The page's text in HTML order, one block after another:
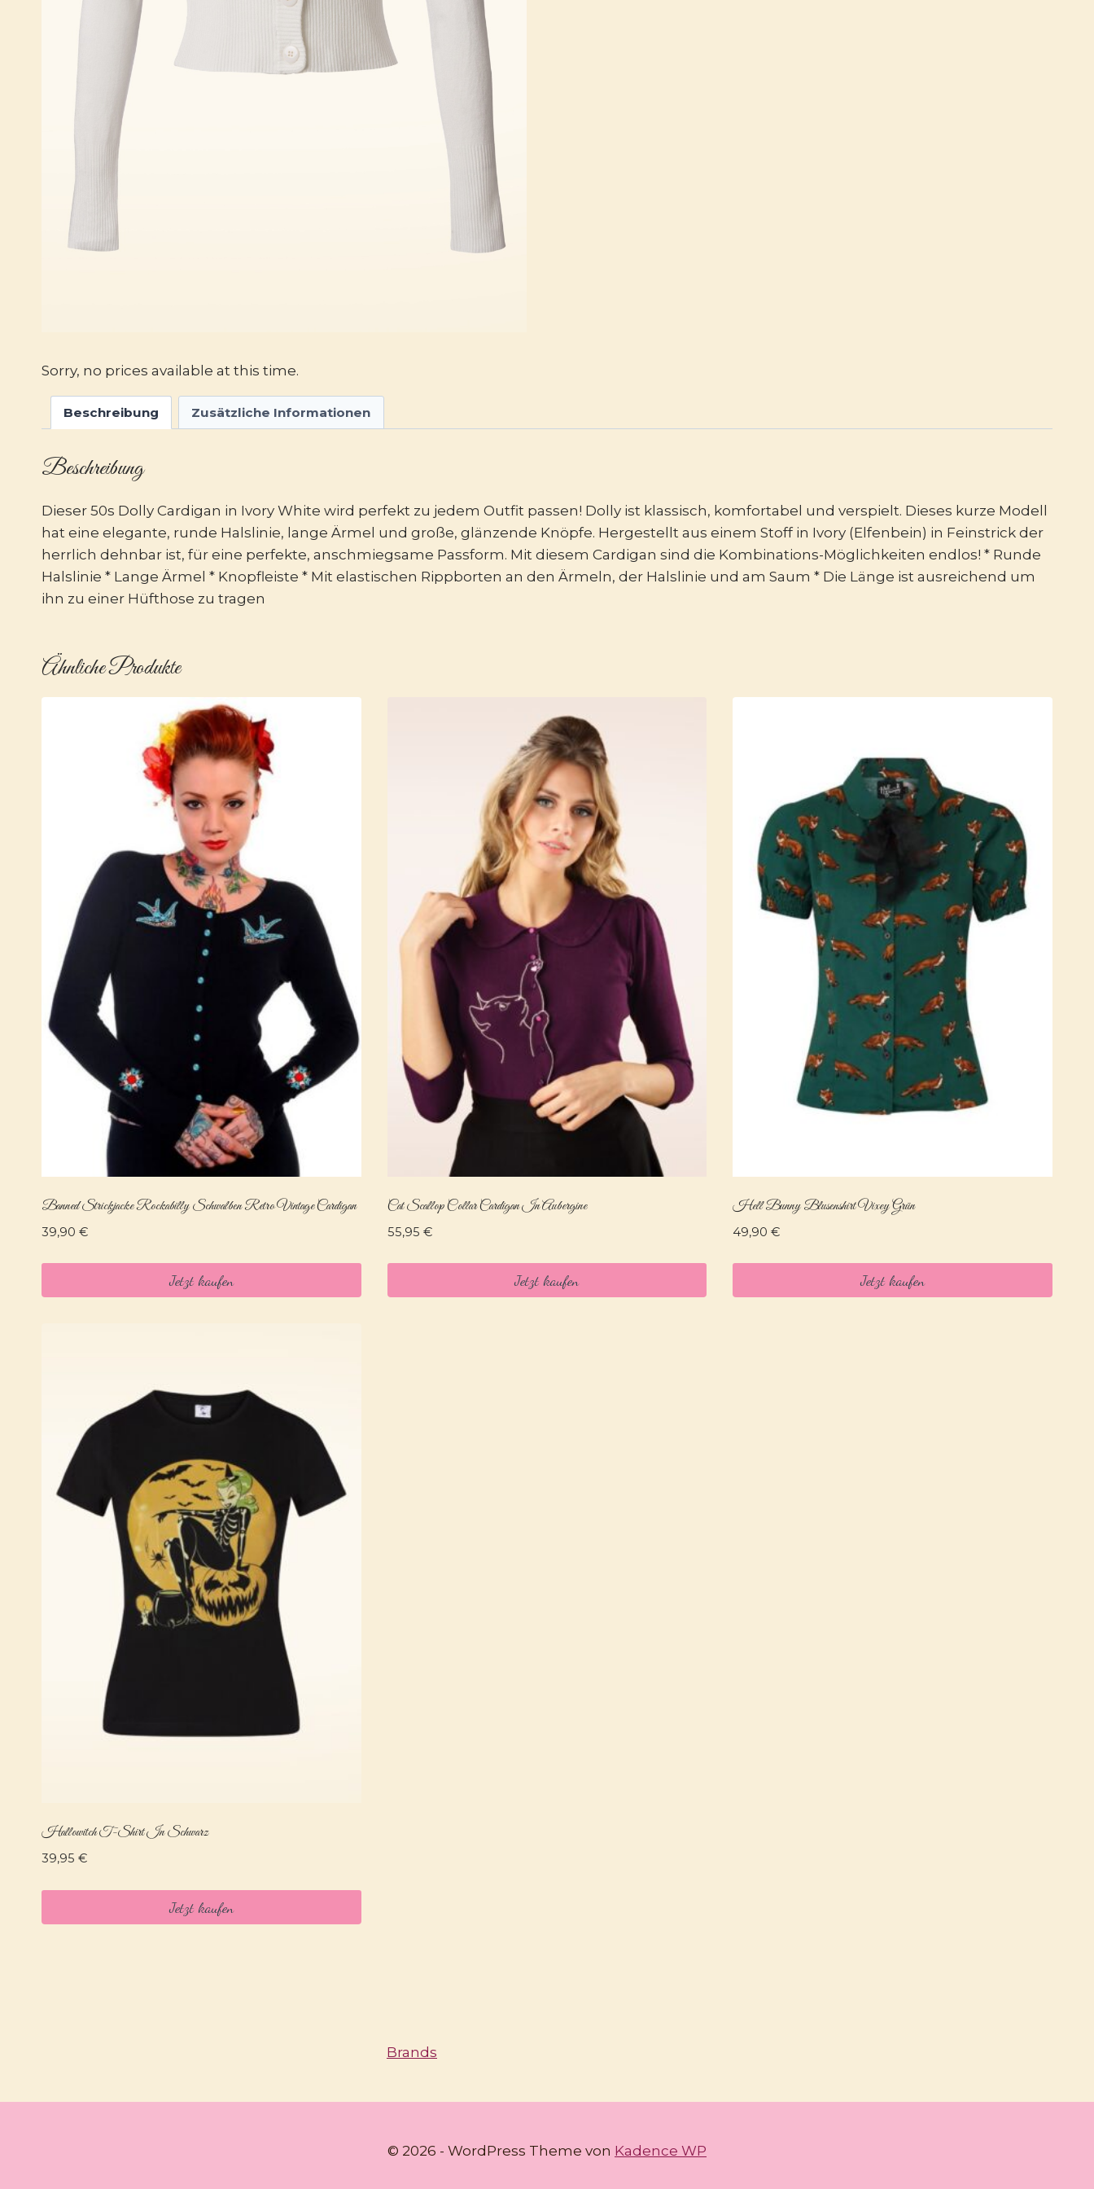
Sorry, no prices available at this time.
Beschreibung Zusätzliche Informationen
Beschreibung
Dieser 50s Dolly Cardigan in Ivory White wird perfekt zu jedem Outfit passen! Dolly ist klassisch, komfortabel und verspielt. Dieses kurze Modell
hat eine elegante, runde Halslinie, lange Ärmel und große, glänzende Knöpfe. Hergestellt aus einem Stoff in Ivory (Elfenbein) in Feinstrick der
herrlich dehnbar ist, für eine perfekte, anschmiegsame Passform. Mit diesem Cardigan sind die Kombinations-Möglichkeiten endlos! * Runde
Halslinie * Lange Ärmel * Knopfleiste * Mit elastischen Rippborten an den Ärmeln, der Halslinie und am Saum * Die Länge ist ausreichend um
ihn zu einer Hüfthose zu tragen
Ähnliche Produkte
Banned Strickjacke Rockabilly Schwalben Retro Vintage Cardigan
39,90 €
Jetzt kaufen
Cat Scallop Collar Cardigan In Aubergine
55,95 €
Jetzt kaufen
Hell Bunny Blusenshirt Vixey Grün
49,90€
Jetzt kaufen
Hallowitch T-Shirt In Schwarz
39,95 €
Jetzt kaufen
Brands
© 2026 - WordPress Theme von Kadence WP